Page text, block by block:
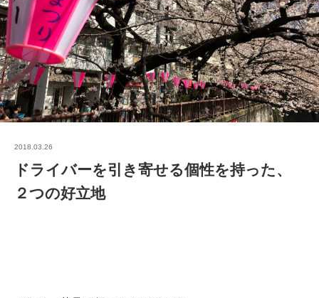
2018.03.26
ドライバーを引き寄せる個性を持った、
２つの好立地